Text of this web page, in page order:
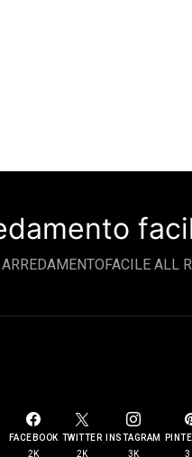
ALL
FACEBOOK
2K
TWITTER
2K
INSTAGRAM
3K